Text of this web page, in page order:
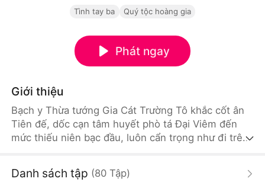
Tình tay ba Quý tộc hoàng gia
Phát ngay
Giới thiệu
Bạch y Thừa tướng Gia Cát Trường Tô khắc cốt ân
Tiên đế, dốc cạn tâm huyết phò tá Đại Viêm đến
mức thiếu niên bạc đầu, luôn cẩn trọng như đi trên
bỏ vị trí của chàng. Lời hứa bao dung Nữ đế 100 lần
Danh sách tập (80 Tập)